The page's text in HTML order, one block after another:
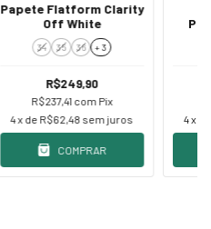
Papete Flatform Clarity
Off White
34 35 36 + 3
R$249,90
R$237,41 com Pix
4x de R$62,48 sem juros
COMPRAR
4x